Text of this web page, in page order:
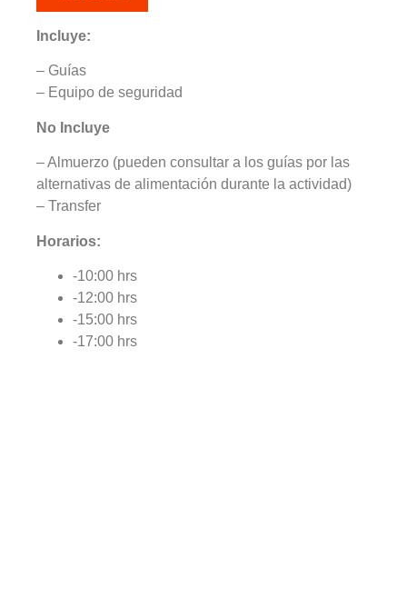
Incluye:
– Guías
– Equipo de seguridad
No Incluye
– Almuerzo (pueden consultar a los guías por las
alternativas de alimentación durante la actividad)
– Transfer
Horarios:
-10:00 hrs
-12:00 hrs
-15:00 hrs
-17:00 hrs